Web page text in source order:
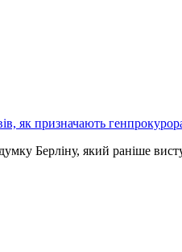
як призначають
Берліну, який раніше